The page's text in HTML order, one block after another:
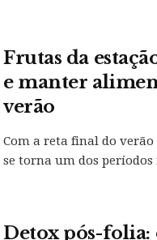
Frutas da
e manter
verão
Com a reta final do
se torna um dos
Detox pós-